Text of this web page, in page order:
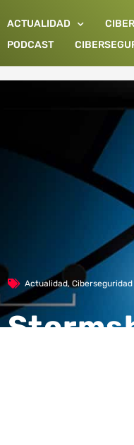
ACTUALIDAD
PODCAST
Actualidad, Ciberseguridad